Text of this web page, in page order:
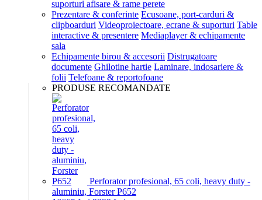
suporturi afisare & rame perete
Prezentare & conferinte Ecusoane, port-carduri &
clipboarduri Videoproiectoare, ecrane & suporturi Table
interactive & presentere Mediaplayer & echipamente
sala
Echipamente birou & accesorii Distrugatoare
documente Ghilotine hartie Laminare, indosariere &
folii Telefoane & reportofoane
PRODUSE RECOMANDATE
Perforator profesional, 65 coli, heavy duty -
aluminiu, Forster P652